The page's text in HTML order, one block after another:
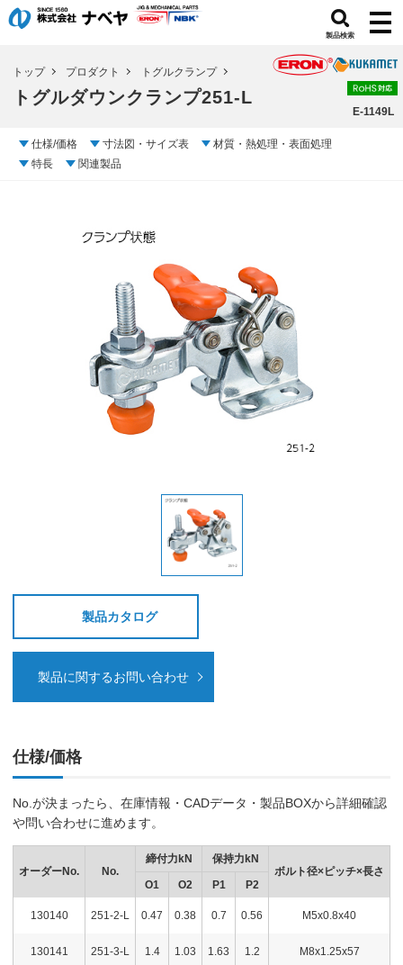
製品検索
トップ プロダクト トグルクランプ
トグルダウンクランプ251-L
E-1149L
仕様/価格 寸法図・サイズ表
材質・熱処理・表面処理
特長
関連製品
製品カタログ
製品に関するお問い合わせ
仕様/価格
No.が決まったら、在庫情報・CADデータ・製品BOXから詳細確認
や問い合わせに進めます。
オーダーNo. No.
締付力kN
保持力kN
ボルト径×ピッチ×長さ
O1
O2 P1 P2
130140 251-2-L 0.47 0.38 0.7 0.56 M5x0.8x40
130141 251-3-L 1.4 1.03 1.63 1.2 M8x1.25x57